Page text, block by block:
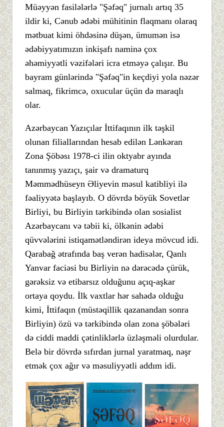
Müəyyən fasilələrlə "Şəfəq" jurnalı artıq 35
ildir ki, Cənub ədəbi mühitinin flaqmanı olaraq
mətbuat kimi öhdəsinə düşən, ümumən isə
ədəbiyyatımızın inkişafı naminə çox
əhəmiyyətli vəzifələri icra etməyə çalışır. Bu
bayram günlərində "Şəfəq"in keçdiyi yola nəzər
salmaq, fikrimcə, oxucular üçün də maraqlı
olar.
Azərbaycan Yazıçılar İttifaqının ilk təşkil
olunan filiallarından hesab edilən Lənkəran
Zona Şöbəsı 1978-ci ilin oktyabr ayında
tanınmış yazıçı, şair və dramaturq
Məmmədhüseyn Əliyevin məsul katibliyi ilə
fəaliyyətə başlayıb. O dövrdə böyük Sovetlər
Birliyi, bu Birliyin tərkibində olan sosialist
Azərbaycanı və təbii ki, ölkənin ədəbi
qüvvələrini istiqamətləndirən ideya mövcud idi.
Qarabağ ətrafında baş verən hadisələr, Qanlı
Yanvar faciəsi bu Birliyin nə dərəcədə çürük,
gərəksiz və etibarsız olduğunu açıq-aşkar
ortaya qoydu. İlk vaxtlar hər sahədə olduğu
kimi, İttifaqın (müstəqillik qazanandan sonra
Birliyin) özü və tərkibində olan zona şöbələri
də ciddi maddi çətinliklərlə üzləşməli olurdular.
Belə bir dövrdə sıfırdan jurnal yaratmaq, nəşr
etmək çox ağır və məsuliyyətli addım idi.